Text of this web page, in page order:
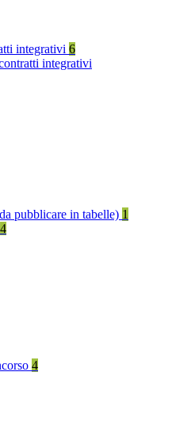
integrativi 6
integrativi
pubblicare in tabelle) 1
4
4